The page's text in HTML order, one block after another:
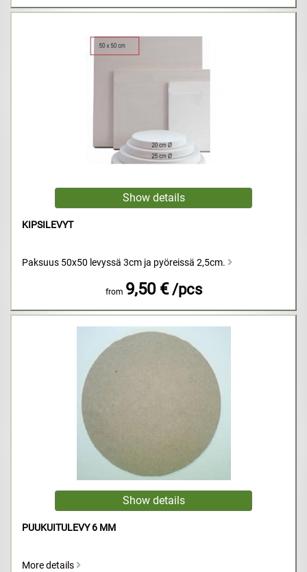
KIPSILEVYT
Paksuus 50x50 levyssä 3cm ja pyöreissä 2,5cm.
from 9,50 € /pcs
PUUKUITULEVY 6 MM
More details